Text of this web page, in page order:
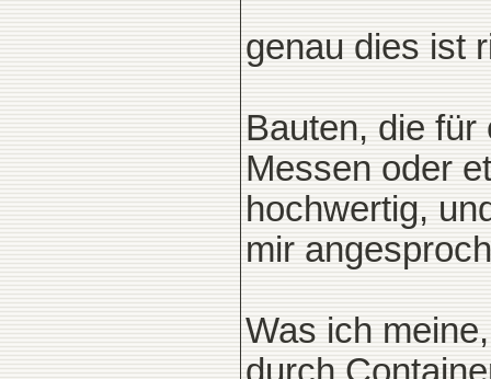
genau dies ist
Bauten, die
Messen oder
hochwertig,
mir
Was ich